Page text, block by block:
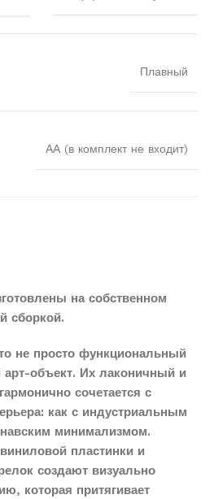
Плавный
АА (в комплект не входит)
на собственном
сборкой.
не просто функциональный
арт-объект. Их лаконичный и
сочетается с
как с индустриальным
минимализмом.
пластинки и
создают визуально
которая притягивает